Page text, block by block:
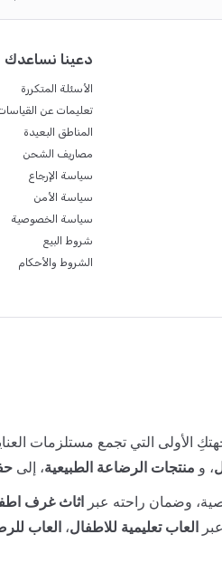
دعينا نساعدك
الأسئلة المتكررة
تعليمات عن
المناطق البعيدة
مصاريف الشحن
سياسة الإرجاع
سياسة الأمن
سياسة الخصوصية
شروط البيع
الشروط والأحكام
الأولى التي تجمع مستلزمات
، و منتجات الرضاعة الطبيعية، إلى
وضمان راحته عبر اثاث غرف
العاب تعليمية للاطفال، العاب